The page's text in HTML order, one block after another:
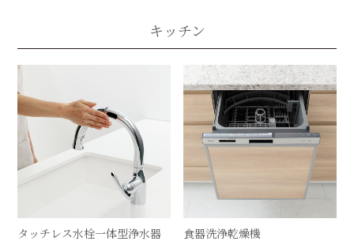
キッチン
タッチレス水栓一体型浄水器 食器洗浄乾燥機